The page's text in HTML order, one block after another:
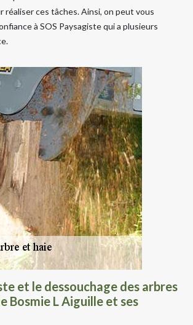
réaliser ces tâches. Ainsi, on peut vous
à SOS Paysagiste qui a plusieurs
et le dessouchage des arbres
Bosmie L Aiguille et ses